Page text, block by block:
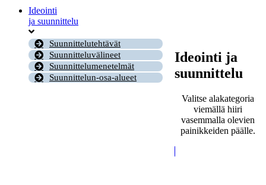
Ideointi
ja suunnittelu
Suunnittelutehtävät
Suunnitteluvälineet
Suunnittelumenetelmät
Suunnittelun-osa-alueet
Ideointi ja
suunnittelu
Valitse alakategoria
viemällä hiiri
vasemmalla olevien
painikkeiden päälle.